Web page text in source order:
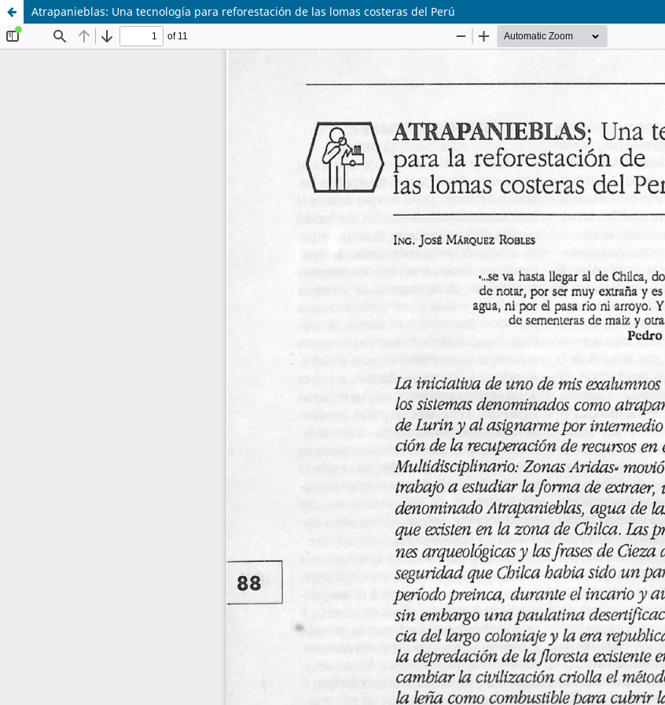
Atrapanieblas: Una tecnología para reforestación de las lomas costeras del Perú